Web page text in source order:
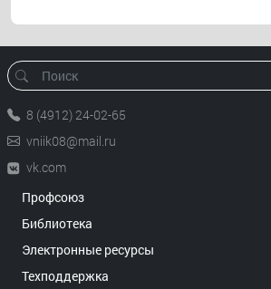
8 (4912) 24-02-65
vniik08@mail.ru
vk.com
Профсоюз
Библиотека
Электронные ресурсы
Техподдержка